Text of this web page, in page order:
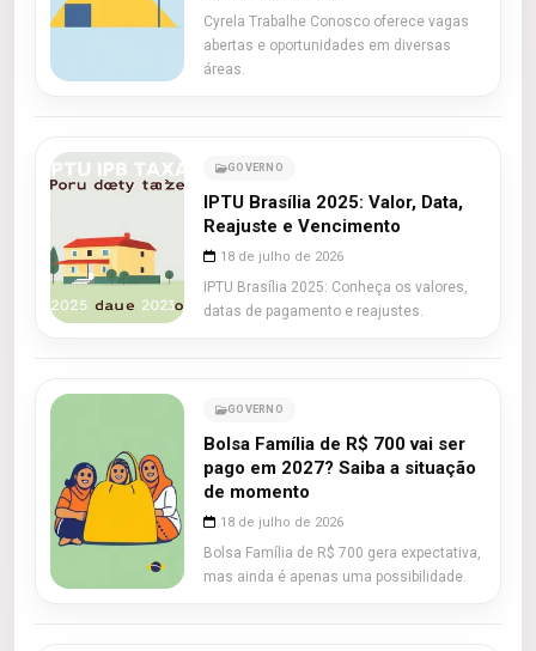
Cyrela Trabalhe Conosco oferece vagas
abertas e oportunidades em diversas
áreas.
GOVERNO
IPTU Brasília 2025: Valor, Data,
Reajuste e Vencimento
18 de julho de 2026
IPTU Brasília 2025: Conheça os valores,
datas de pagamento e reajustes.
GOVERNO
Bolsa Família de R$ 700 vai ser
pago em 2027? Saiba a situação
de momento
18 de julho de 2026
Bolsa Família de R$ 700 gera expectativa,
mas ainda é apenas uma possibilidade.